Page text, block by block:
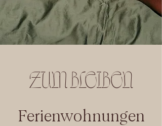
ZUM BLEIBEN
Ferienwohnungen